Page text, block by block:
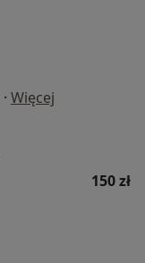
· Więcej
150 zł